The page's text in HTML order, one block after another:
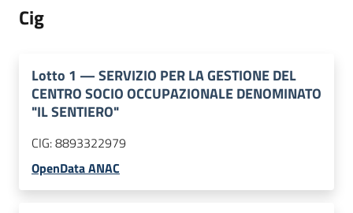
Cig
Lotto 1 —SERVIZIO PER LA GESTIONE DEL
CENTRO SOCIO OCCUPAZIONALE DENOMINATO
"IL SENTIERO"
CIG:8893322979
OpenData ANAC